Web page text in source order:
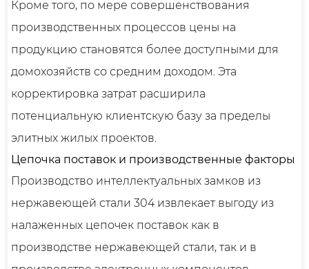
Кроме того, по мере совершенствования
производственных процессов цены на
продукцию становятся более доступными для
домохозяйств со средним доходом. Эта
корректировка затрат расширила
потенциальную клиентскую базу за пределы
элитных жилых проектов.
Цепочка поставок и производственные факторы
Производство интеллектуальных замков из
нержавеющей стали 304 извлекает выгоду из
налаженных цепочек поставок как в
производстве нержавеющей стали, так и в